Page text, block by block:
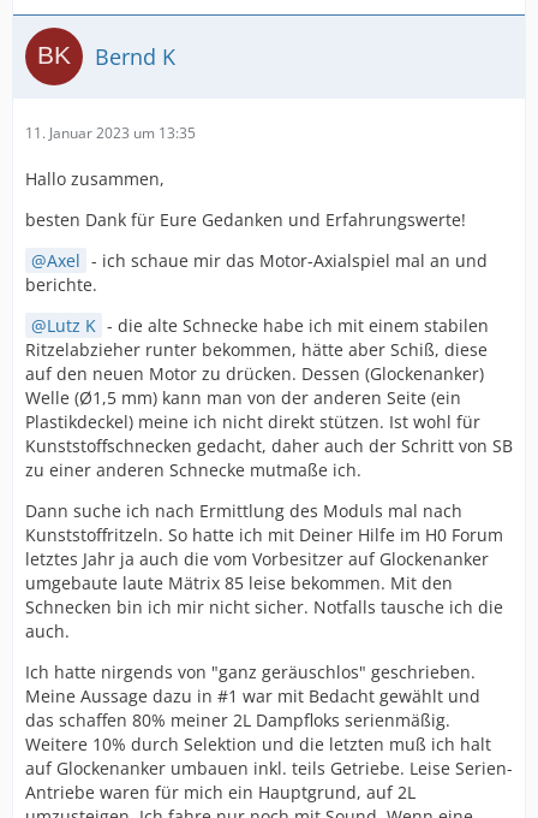
Bernd K
11. Januar 2023 um 13:35
Hallo zusammen,
besten Dank für Eure Gedanken und Erfahrungswerte!
Axel - ich schaue mir das Motor-Axialspiel mal an und
berichte.
Lutz K - die alte Schnecke habe ich mit einem stabilen
Ritzelabzieher runter bekommen, hätte aber Schiß, diese
auf den neuen Motor zu drücken. Dessen (Glockenanker)
Welle (Ø1,5 mm) kann man von der anderen Seite (ein
Plastikdeckel) meine ich nicht direkt stützen. Ist wohl für
Kunststoffschnecken gedacht, daher auch der Schritt von SB
zu einer anderen Schnecke mutmaße ich.
Dann suche ich nach Ermittlung des Moduls mal nach
Kunststoffritzeln. So hatte ich mit Deiner Hilfe im H0 Forum
letztes Jahr ja auch die vom Vorbesitzer auf Glockenanker
umgebaute laute Mätrix 85 leise bekommen. Mit den
Schnecken bin ich mir nicht sicher. Notfalls tausche ich die
auch.
Ich hatte nirgends von "ganz geräuschlos" geschrieben.
Meine Aussage dazu in #1 war mit Bedacht gewählt und
das schaffen 80% meiner 2L Dampfloks serienmäßig.
Weitere 10% durch Selektion und die letzten muß ich halt
auf Glockenanker umbauen inkl. teils Getriebe. Leise Serien-
Antriebe waren für mich ein Hauptgrund, auf 2L